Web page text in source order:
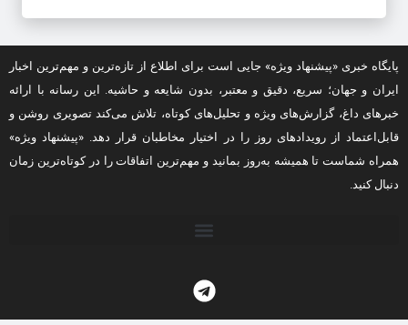
پایگاه خبری «پیشنهاد ویژه» جایی است برای اطلاع از تازه‌ترین و مهم‌ترین اخبار
ایران و جهان؛ سریع، دقیق و معتبر، بدون شایعه و حاشیه. این رسانه با ارائه
خبرهای داغ، گزارش‌های ویژه و تحلیل‌های کوتاه، تلاش می‌کند تصویری روشن و
قابل‌اعتماد از رویدادهای روز را در اختیار مخاطبان قرار دهد. «پیشنهاد ویژه»
همراه شماست تا همیشه به‌روز بمانید و مهم‌ترین اتفاقات را در کوتاه‌ترین زمان
دنبال کنید.